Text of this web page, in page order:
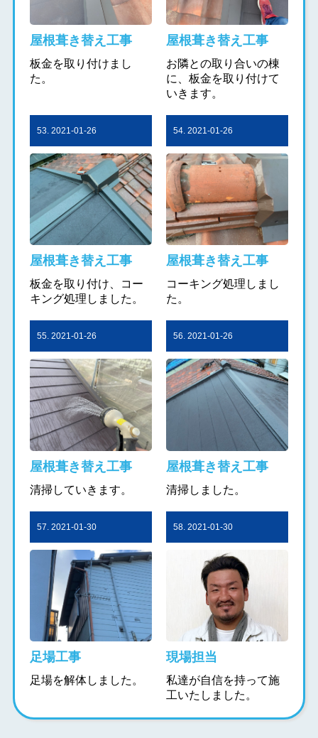
屋根葺き替え工事
板金を取り付けまし
た。
屋根葺き替え工事
お隣との取り合いの棟
に、板金を取り付けて
いきます。
53. 2021-01-26
屋根葺き替え工事
板金を取り付け、コー
キング処理しました。
54. 2021-01-26
屋根葺き替え工事
コーキング処理しまし
た。
55. 2021-01-26
屋根葺き替え工事
清掃していきます。
56. 2021-01-26
屋根葺き替え工事
清掃しました。
57. 2021-01-30
足場工事
足場を解体しました。
58. 2021-01-30
現場担当
私達が自信を持って施
工いたしました。